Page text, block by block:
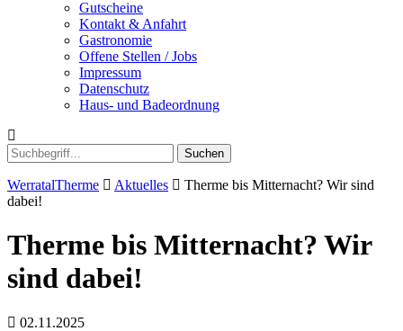
Gutscheine
Kontakt & Anfahrt
Gastronomie
Offene Stellen / Jobs
Impressum
Datenschutz
Haus- und Badeordnung
Suchen
WerratalTherme Aktuelles
Therme bis Mitternacht? Wir sind
dabei!
Therme bis Mitternacht? Wir
sind dabei!
02.11.2025